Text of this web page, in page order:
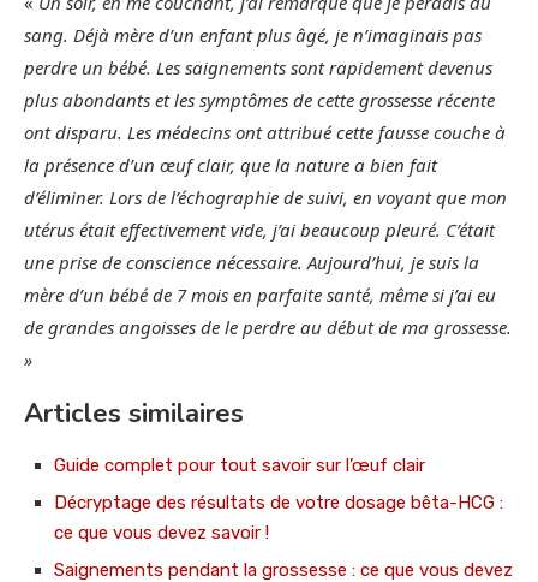
sang. Déjà mère d’un enfant plus âgé, je n’imaginais pas
perdre un bébé. Les saignements sont rapidement devenus
plus abondants et les symptômes de cette grossesse récente
ont disparu. Les médecins ont attribué cette fausse couche à
la présence d’un œuf clair, que la nature a bien fait
d’éliminer. Lors de l’échographie de suivi, en voyant que mon
utérus était effectivement vide, j’ai beaucoup pleuré. C’était
une prise de conscience nécessaire. Aujourd’hui, je suis la
mère d’un bébé de 7 mois en parfaite santé, même si j’ai eu
de grandes angoisses de le perdre au début de ma grossesse.
»
Articles similaires
Guide complet pour tout savoir sur l’œuf clair
Décryptage des résultats de votre dosage bêta-HCG :
ce que vous devez savoir !
Saignements pendant la grossesse : ce que vous devez